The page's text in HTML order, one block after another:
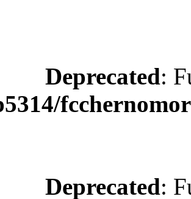
Deprecated:
Deprecated: